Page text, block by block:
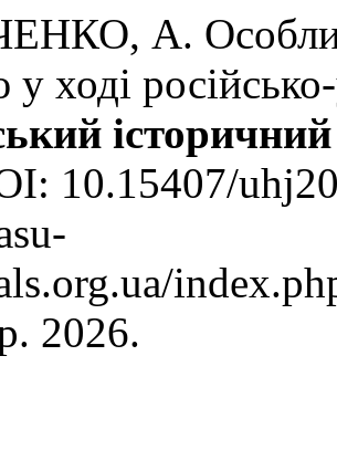
А.
ході
10.15407/
2026.